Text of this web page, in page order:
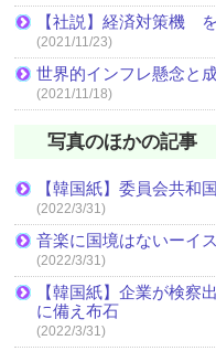
【社説】経済対策機
(2021/11/23)
世界的インフレ懸念と
(2021/11/18)
写真のほかの記事
【韓国紙】委員会共和国
(2022/3/31)
音楽に国境はないーイ
(2022/3/31)
【韓国紙】企業が検
に備え布石
(2022/3/31)